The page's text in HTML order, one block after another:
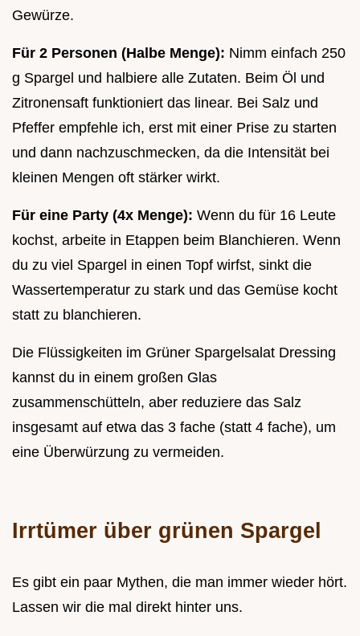
Gewürze.
Für 2 Personen (Halbe Menge): Nimm einfach 250
g Spargel und halbiere alle Zutaten. Beim Öl und
Zitronensaft funktioniert das linear. Bei Salz und
Pfeffer empfehle ich, erst mit einer Prise zu starten
und dann nachzuschmecken, da die Intensität bei
kleinen Mengen oft stärker wirkt.
Für eine Party (4x Menge): Wenn du für 16 Leute
kochst, arbeite in Etappen beim Blanchieren. Wenn
du zu viel Spargel in einen Topf wirfst, sinkt die
Wassertemperatur zu stark und das Gemüse kocht
statt zu blanchieren.
Die Flüssigkeiten im Grüner Spargelsalat Dressing
kannst du in einem großen Glas
zusammenschütteln, aber reduziere das Salz
insgesamt auf etwa das 3 fache (statt 4 fache), um
eine Überwürzung zu vermeiden.
Irrtümer über grünen Spargel
Es gibt ein paar Mythen, die man immer wieder hört.
Lassen wir die mal direkt hinter uns.